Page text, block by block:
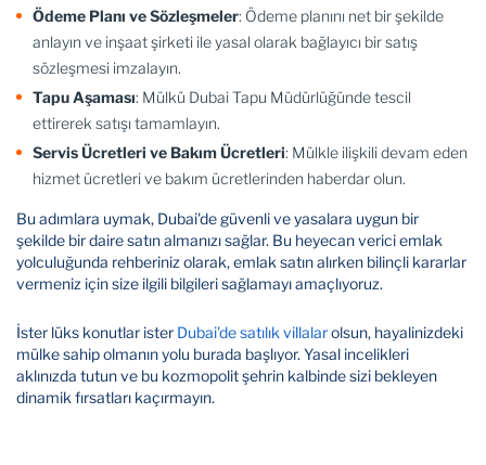
Ödeme Planı ve Sözleşmeler: Ödeme planını net bir şekilde
anlayın ve inşaat şirketi ile yasal olarak bağlayıcı bir satış
sözleşmesi imzalayın.
Tapu Aşaması: Mülkü Dubai Tapu Müdürlüğünde tescil
ettirerek satışı tamamlayın.
Servis Ücretleri ve Bakım Ücretleri: Mülkle ilişkili devam eden
hizmet ücretleri ve bakım ücretlerinden haberdar olun.
Bu adımlara uymak, Dubai'de güvenli ve yasalara uygun bir
şekilde bir daire satın almanızı sağlar. Bu heyecan verici emlak
yolculuğunda rehberiniz olarak, emlak satın alırken bilinçli kararlar
vermeniz için size ilgili bilgileri sağlamayı amaçlıyoruz.
İster lüks konutlar ister Dubai'de satılık villalarolsun, hayalinizdeki
mülke sahip olmanın yolu burada başlıyor. Yasal incelikleri
aklınızda tutun ve bu kozmopolit şehrin kalbinde sizi bekleyen
dinamik fırsatları kaçırmayın.